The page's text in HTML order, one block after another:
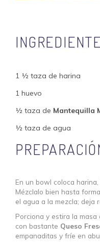
1 ½ taza de harina
1 huevo
½ taza de Mantequilla
½ taza de agua
En un bowl coloca
Mézclalo bien hasta
el agua a la mezcla; deja
Porciona y estira la masa
con bastante Queso
empanaditas y fríe en